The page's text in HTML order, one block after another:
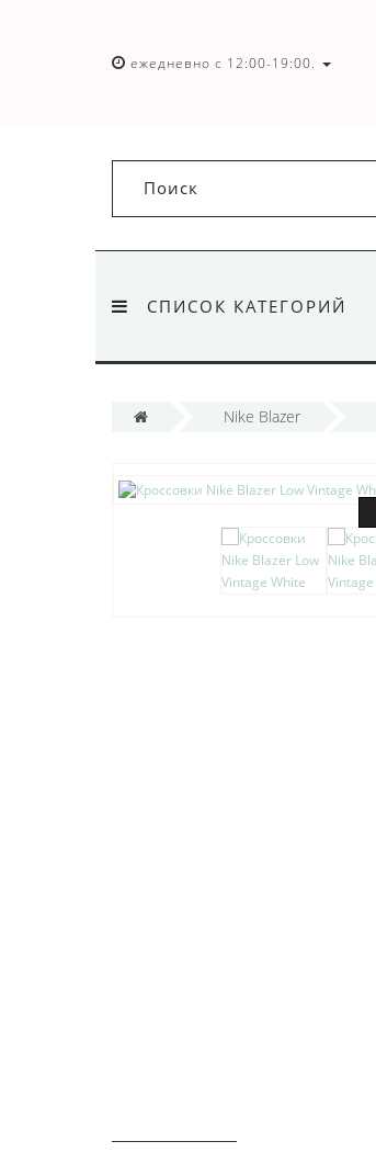
ежедневно с 12:00-19:00.
СПИСОК КАТЕГОРИЙ
Nike Blazer